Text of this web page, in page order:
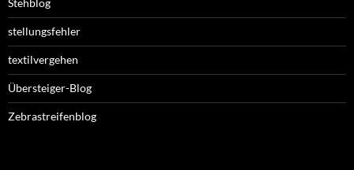
Stehblog
stellungsfehler
textilvergehen
Übersteiger-Blog
Zebrastreifenblog